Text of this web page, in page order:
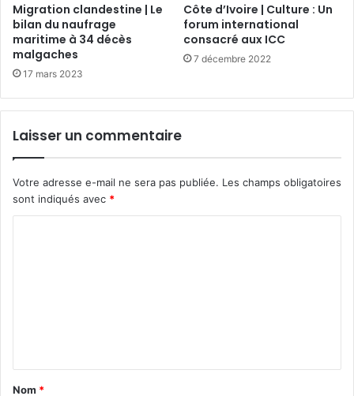
Migration clandestine | Le
bilan du naufrage
maritime à 34 décès
malgaches
17 mars 2023
Côte d’Ivoire | Culture : Un
forum international
consacré aux ICC
7 décembre 2022
Laisser un commentaire
Votre adresse e-mail ne sera pas publiée. Les champs obligatoires
sont indiqués avec *
t
a
Nom *